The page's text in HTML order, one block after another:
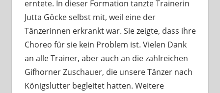
erntete. In dieser Formation tanzte Trainerin
Jutta Göcke selbst mit, weil eine der
Tänzerinnen erkrankt war. Sie zeigte, dass ihre
Choreo für sie kein Problem ist. Vielen Dank
an alle Trainer, aber auch an die zahlreichen
Gifhorner Zuschauer, die unsere Tänzer nach
Königslutter begleitet hatten. Weitere